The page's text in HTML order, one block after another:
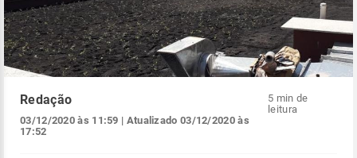
Redação
03/12/2020 às 11:59 | Atualizado 03/12/2020 às
17:52
5 min de
leitura